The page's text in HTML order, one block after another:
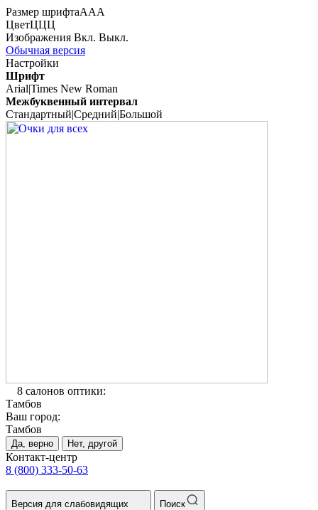
Размер шрифтаААА
ЦветЦЦЦ
Изображения Вкл. Выкл.
Обычная версия
Настройки
Шрифт
Arial|Times New Roman
Межбуквенный интервал
Стандартный|Средний|Большой
8 салонов оптики:
Тамбов
Ваш город:
Тамбов
Да, верно Нет, другой
Контакт-центр
8 (800) 333-50-63
Версия для слабовидящих Поиск